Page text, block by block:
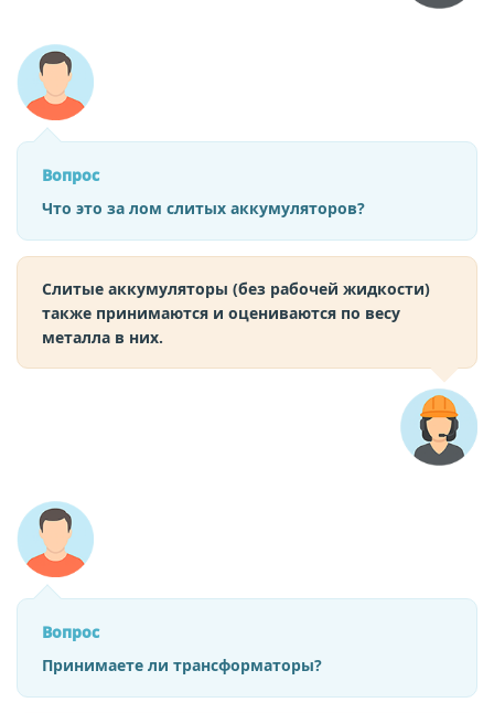
Вопрос
Что это за лом слитых аккумуляторов?
Слитые аккумуляторы (без рабочей жидкости)
также принимаются и оцениваются по весу
металла в них.
Вопрос
Принимаете ли трансформаторы?